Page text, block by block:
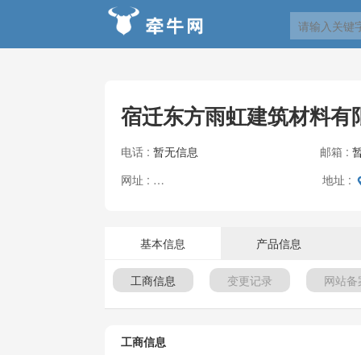
宿迁东方雨虹建筑材料有
电话 : 暂无信息 邮箱 :
网址 :
暂无网址 地址 :
基本信息 产品信息
工商信息 变更记录 网站备
工商信息